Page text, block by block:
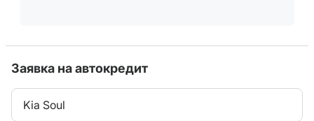
Заявка на автокредит
Kia Soul